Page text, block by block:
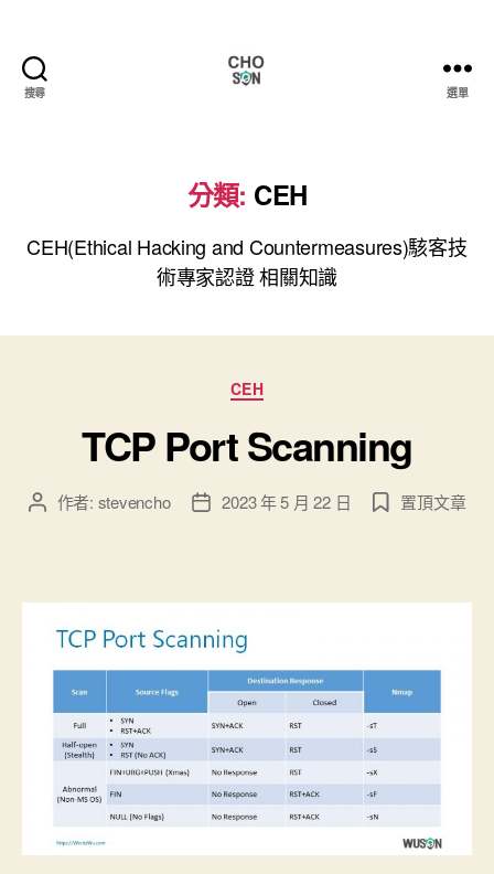
搜尋
大
小
事
選單
分類: CEH
CEH(Ethical Hacking and Countermeasures)駭客技
術專家認證 相關知識
分
類
CEH
TCP Port Scanning
文 作者: stevencho
文
日
2023 年 5 月 22 日 置頂文章